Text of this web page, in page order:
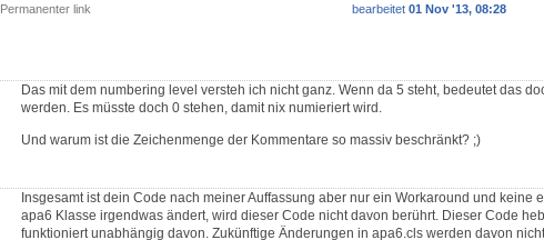
Permanenter link bearbeitet 01 Nov '13, 08:28
Das mit dem numbering level versteh ich nicht ganz. Wenn da 5 steht, bedeutet das
werden. Es müsste doch 0 stehen, damit nix numieriert wird.
Und warum ist die Zeichenmenge der Kommentare so massiv beschränkt? ;)
Insgesamt ist dein Code nach meiner Auffassung aber nur ein Workaround und keine
apa6 Klasse irgendwas ändert, wird dieser Code nicht davon berührt. Dieser Code
funktioniert unabhängig davon. Zukünftige Änderungen in apa6.cls werden davon